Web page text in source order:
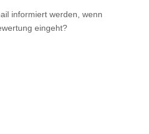
informiert werden, wenn
eingeht?